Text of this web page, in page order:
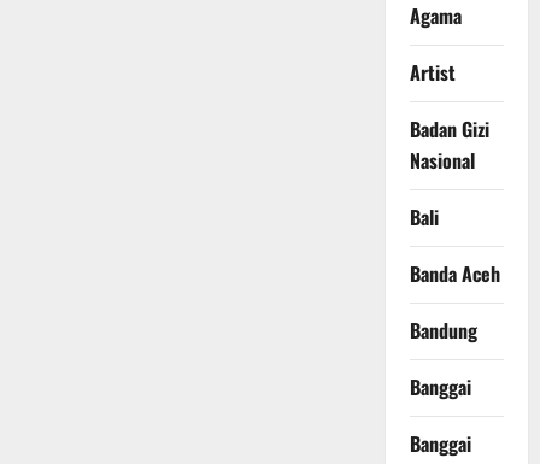
Agama
Artist
Badan Gizi
Nasional
Bali
Banda Aceh
Bandung
Banggai
Banggai